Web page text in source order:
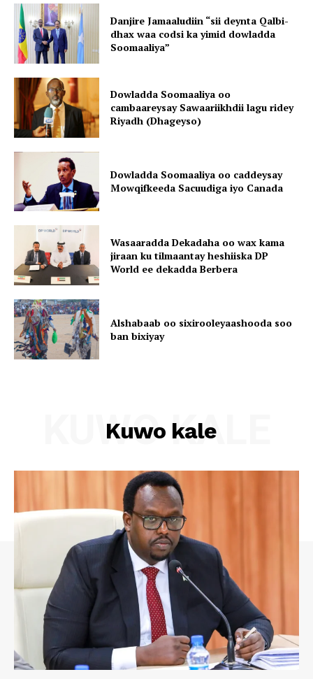
Danjire Jamaaludiin “sii deynta Qalbi-
dhax waa codsi ka yimid dowladda
Soomaaliya”
Dowladda Soomaaliya oo
cambaareysay Sawaariikhdii lagu ridey
Riyadh (Dhageyso)
Dowladda Soomaaliya oo caddeysay
Mowqifkeeda Sacuudiga iyo Canada
Wasaaradda Dekadaha oo wax kama
jiraan ku tilmaantay heshiiska DP
World ee dekadda Berbera
Alshabaab oo sixirooleyaashooda soo
ban bixiyay
Kuwo kale
KUWO KALE